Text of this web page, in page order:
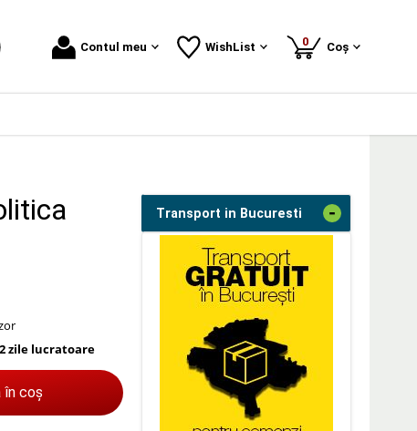
Contul meu WishList 0produse
Coș
zile lucratoare
în coș
Transport in Bucuresti -